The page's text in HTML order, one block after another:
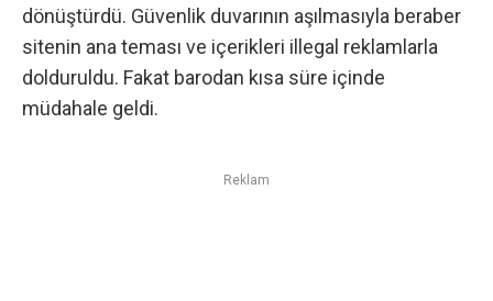
dönüştürdü. Güvenlik duvarının aşılmasıyla beraber
sitenin ana teması ve içerikleri illegal reklamlarla
dolduruldu. Fakat barodan kısa süre içinde
müdahale geldi.
Reklam